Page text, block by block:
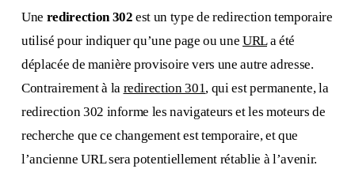
Une redirection 302 est un type de redirection temporaire
utilisé pour indiquer qu’une page ou uneURLa été
déplacée de manière provisoire vers une autre adresse.
Contrairement à la redirection 301, qui est permanente, la
redirection 302 informe les navigateurs et les moteurs de
recherche que ce changement est temporaire, et que
l’ancienne URL sera potentiellement rétablie à l’avenir.